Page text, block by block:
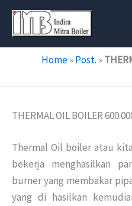
Skip
content
Home»Post. »
THERMAL OIL BOILER
Thermal Oil boiler atau
bekerja menghasilkan
burner yang membakar
yang di hasilkan